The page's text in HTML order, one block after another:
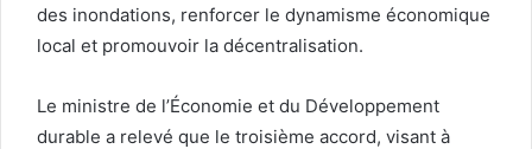
des inondations, renforcer le dynamisme économique
local et promouvoir la décentralisation.
Le ministre de l’Économie et du Développement
durable a relevé que le troisième accord, visant à